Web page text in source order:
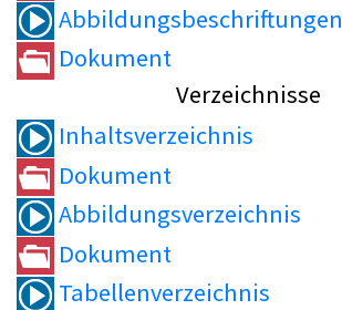
Abbildungsbeschriftungen
Dokument
Verzeichnisse
Inhaltsverzeichnis
Dokument
Abbildungsverzeichnis
Dokument
Tabellenverzeichnis